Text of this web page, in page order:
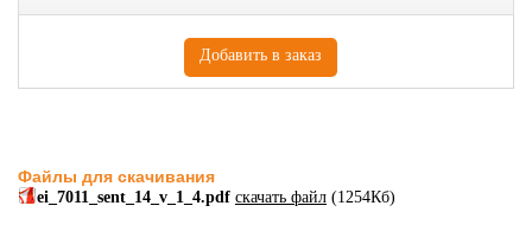
Файлы для скачивания
ei_7011_sent_14_v_1_4.pdf скачать файл (1254Кб)